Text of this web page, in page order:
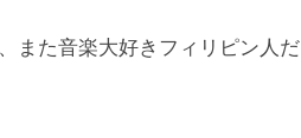
また音楽大好きフィリピン人だ